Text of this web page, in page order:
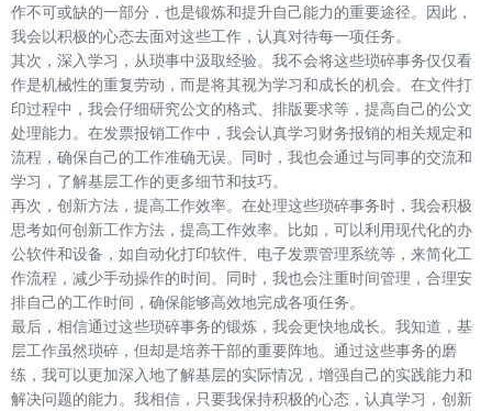
作不可或缺的一部分，也是锻炼和提升自己能力的重要途径。因此，
我会以积极的心态去面对这些工作，认真对待每一项任务。
其次，深入学习，从琐事中汲取经验。我不会将这些琐碎事务仅仅看
作是机械性的重复劳动，而是将其视为学习和成长的机会。在文件打
印过程中，我会仔细研究公文的格式、排版要求等，提高自己的公文
处理能力。在发票报销工作中，我会认真学习财务报销的相关规定和
流程，确保自己的工作准确无误。同时，我也会通过与同事的交流和
学习，了解基层工作的更多细节和技巧。
再次，创新方法，提高工作效率。在处理这些琐碎事务时，我会积极
思考如何创新工作方法，提高工作效率。比如，可以利用现代化的办
公软件和设备，如自动化打印软件、电子发票管理系统等，来简化工
作流程，减少手动操作的时间。同时，我也会注重时间管理，合理安
排自己的工作时间，确保能够高效地完成各项任务。
最后，相信通过这些琐碎事务的锻炼，我会更快地成长。我知道，基
层工作虽然琐碎，但却是培养干部的重要阵地。通过这些事务的磨
练，我可以更加深入地了解基层的实际情况，增强自己的实践能力和
解决问题的能力。我相信，只要我保持积极的心态，认真学习，创新